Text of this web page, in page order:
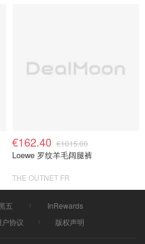
€162.40 €1015.00
Loewe 罗纹羊毛阔腿裤
THE OUTNET FR
五
InRewards
户协议 版权声明